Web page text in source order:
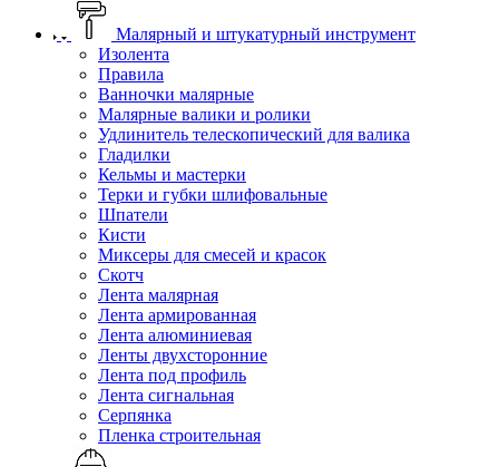
Малярный и штукатурный инструмент
Изолента
Правила
Ванночки малярные
Малярные валики и ролики
Удлинитель телескопический для валика
Гладилки
Кельмы и мастерки
Терки и губки шлифовальные
Шпатели
Кисти
Миксеры для смесей и красок
Скотч
Лента малярная
Лента армированная
Лента алюминиевая
Ленты двухсторонние
Лента под профиль
Лента сигнальная
Серпянка
Пленка строительная